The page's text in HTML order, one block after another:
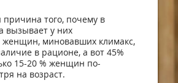
того, почему в
вызывает у них
женщин, миновавших климакс,
в рационе, а вот 45%
15-20 % женщин по-
на возраст.